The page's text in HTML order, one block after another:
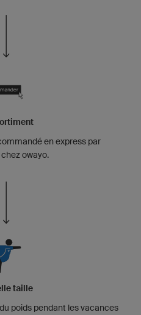
en express par
owayo.
taille
poids pendant les vacances